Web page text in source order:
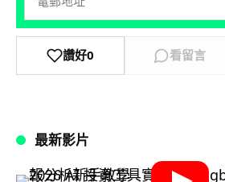
讚好0 看留言
最新影片